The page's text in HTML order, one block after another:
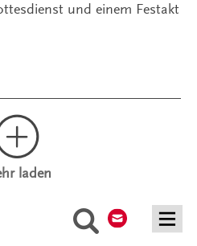
Suche
und einem Festakt
laden